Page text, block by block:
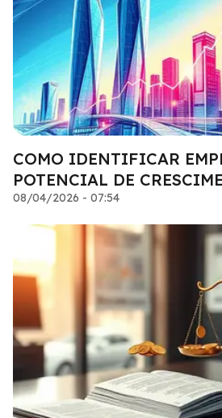
COMO IDENTIFICAR
POTENCIAL DE
08/04/2026 - 07:54